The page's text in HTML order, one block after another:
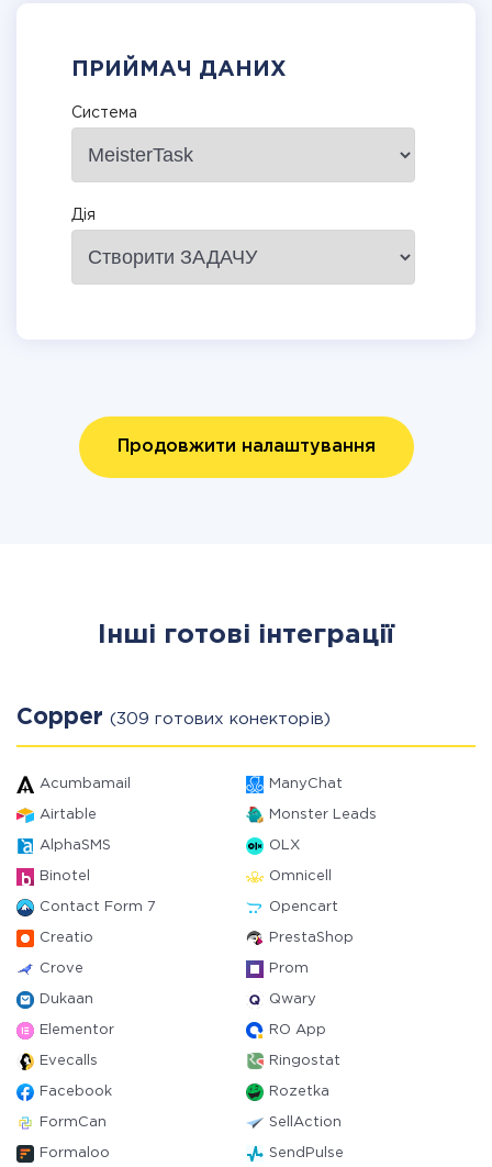
ПРИЙМАЧ ДАНИХ
Система
Дія
Продовжити налаштування
Інші готові інтеграції
Copper (309 готових конекторів)
Acumbamail ManyChat
Airtable Monster Leads
AlphaSMS OLX
Binotel Omnicell
Contact Form 7 Opencart
Creatio PrestaShop
Crove Prom
Dukaan Qwary
Elementor RO App
Evecalls Ringostat
Facebook Rozetka
FormCan SellAction
Formaloo SendPulse